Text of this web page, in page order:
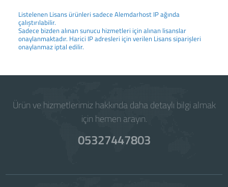
Listelenen Lisans ürünleri sadece Alemdarhost IP ağında
çalıştırılabilir.
Sadece bizden alınan sunucu hizmetleri için alınan lisanslar
onaylanmaktadır. Harici IP adresleri için verilen Lisans siparişleri
onaylanmaz iptal edilir.
Ürün ve hizmetlerimiz hakkında daha detaylı bilgi almak
için hemen arayın.
05327447803